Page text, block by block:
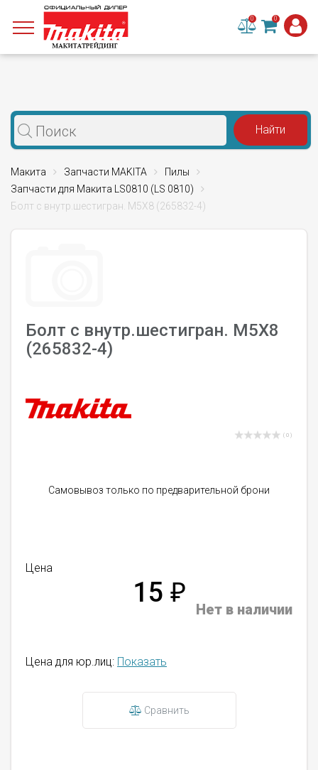
0 0
Макита Запчасти MAKITA
Пилы
Запчасти для Макита LS0810 (LS 0810)
Болт с внутр.шестигран. M5X8 (265832-4)
Болт с внутр.шестигран. M5X8
(265832-4)
( 0 )
Самовывоз только по предварительной брони
Цена
15 ₽
Нет в наличии
Цена для юр.лиц: Показать
Сравнить